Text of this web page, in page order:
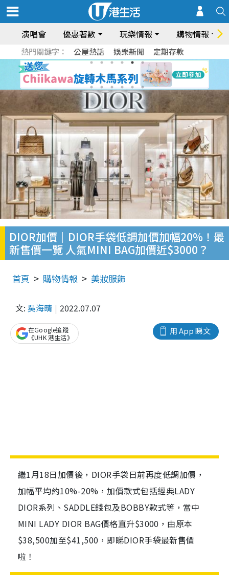
演唱會 優惠著數 玩樂情報 購物情報
熱門關鍵字： 公屋熱話 娛樂新聞 定期存款
DIOR加價｜DIOR手袋低調加價加幅20%！最
新售價一覽 人氣MINI BAG加價近$3000？
首頁 購物情報 美妝服飾
文: 吳海晴 2022.07.07
用 App 睇文
在Google追蹤
《UHK 港生活》
繼1月18日加價後，DIOR手袋日前再度低調加價，
加幅平均約10%-20%，加價款式包括經典LADY
DIOR系列、SADDLE錢包及BOBBY款式等，當中
MINI LADY DIOR BAG價格直升$3000，由原本
$38,500加至$41,500，即睇DIOR手袋最新售價
啦！